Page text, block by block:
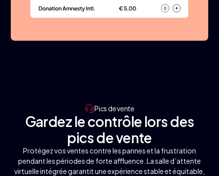
Pics de vente
Gardez le contrôle lors des
pics de vente
Protégez vos ventes contre les pannes et la frustration
pendant les périodes de forte affluence. La salle d’attente
virtuelle intégrée garantit une expérience stable et équitable,